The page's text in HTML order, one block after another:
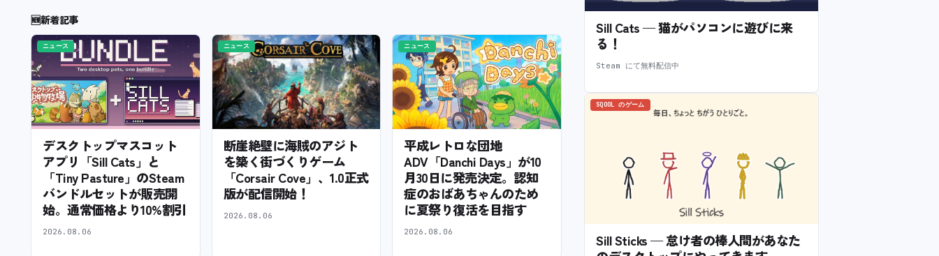
🆕新着記事
ニュース
デスクトップマスコット
アプリ「Sill Cats」と
「Tiny Pasture」のSteam
バンドルセットが販売開
始。通常価格より10%割引
2026.08.06
ニュース
断崖絶壁に海賊のアジト
を築く街づくりゲーム
「Corsair Cove」、1.0正式
版が配信開始！
2026.08.06
ニュース
平成レトロな団地
ADV「Danchi Days」が10
月30日に発売決定。認知
症のおばあちゃんのため
に夏祭り復活を目指す
2026.08.06
Sill Cats — 猫がパソコンに遊びに来
る！
Steam にて無料配信中
SQOOL のゲーム
Sill Sticks — 怠け者の棒人間があなた